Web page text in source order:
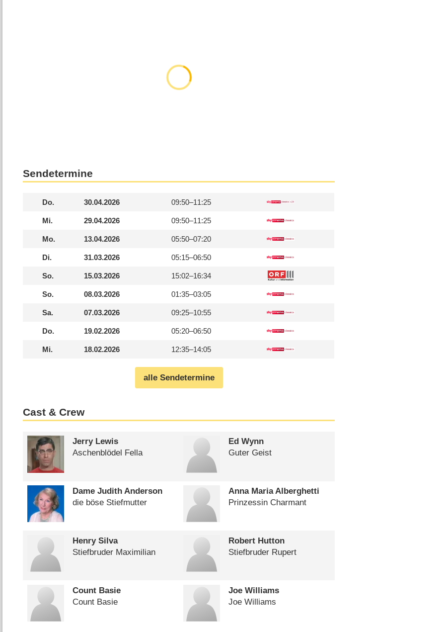
Sendetermine
Do. 30.04.2026 09:50–11:25
Mi. 29.04.2026 09:50–11:25
Mo. 13.04.2026 05:50–07:20
Di. 31.03.2026 05:15–06:50
So. 15.03.2026 15:02–16:34
So. 08.03.2026 01:35–03:05
Sa. 07.03.2026 09:25–10:55
Do. 19.02.2026 05:20–06:50
Mi. 18.02.2026 12:35–14:05
alle Sendetermine
Cast & Crew
Jerry Lewis
Aschenblödel Fella
Ed Wynn
Guter Geist
Dame Judith Anderson
die böse Stiefmutter
Anna Maria Alberghetti
Prinzessin Charmant
Henry Silva
Stiefbruder Maximilian
Robert Hutton
Stiefbruder Rupert
Count Basie
Count Basie
Joe Williams
Joe Williams